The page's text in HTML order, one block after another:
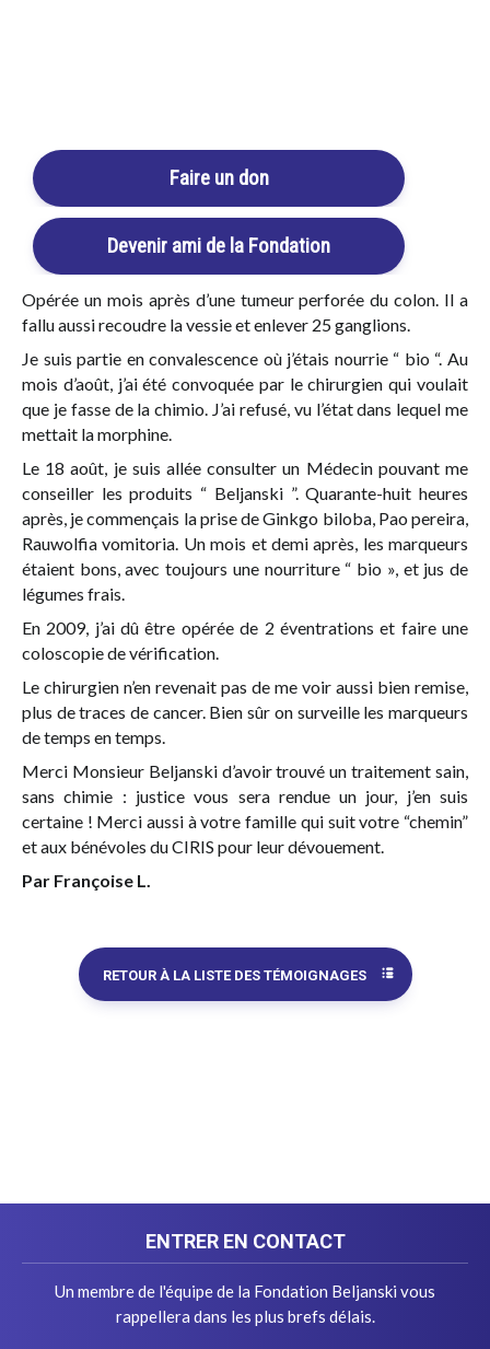
Faire un don
Devenir ami de la Fondation
électrothérapie, rien ne calmait la douleur !
Le 30 avril 2008, après avoir vomi du sang, je me suis
retrouvée aux urgences.
Le lendemain matin j’étais informée que j’avais le cancer du
colon.
Opérée un mois après d’une tumeur perforée du colon. Il a
fallu aussi recoudre la vessie et enlever 25 ganglions.
Je suis partie en convalescence où j’étais nourrie “ bio “. Au
mois d’août, j’ai été convoquée par le chirurgien qui voulait
que je fasse de la chimio. J’ai refusé, vu l’état dans lequel me
mettait la morphine.
Le 18 août, je suis allée consulter un Médecin pouvant me
conseiller les produits “ Beljanski ”. Quarante-huit heures
après, je commençais la prise deGinkgo biloba, Pao pereira,
Rauwolfia vomitoria. Un mois et demi après, les marqueurs
étaient bons, avec toujours une nourriture “ bio », et jus de
légumes frais.
En 2009, j’ai dû être opérée de 2 éventrations et faire une
coloscopie de vérification.
Le chirurgien n’en revenait pas de me voir aussi bien remise,
plus de traces de cancer. Bien sûr on surveille les marqueurs
de temps en temps.
Merci Monsieur Beljanski d’avoir trouvé un traitement sain,
sans chimie : justice vous sera rendue un jour, j’en suis
certaine ! Merci aussi à votre famille qui suit votre “chemin”
et aux bénévoles du CIRIS pour leur dévouement.
Par Françoise L.
RETOUR À LA LISTE DES TÉMOIGNAGES
ENTRER EN CONTACT
Un membre de l'équipe de la Fondation Beljanski vous
rappellera dans les plus brefs délais.